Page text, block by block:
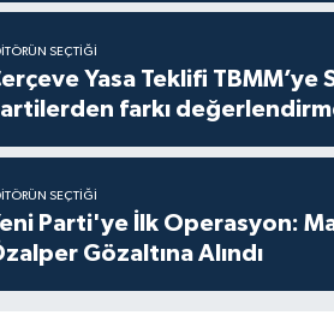
SEÇTIĞI
Yasa Teklifi TBMM’ye
farkı
SEÇTIĞI
Parti'ye İlk Operasyon:
Gözaltına Alındı